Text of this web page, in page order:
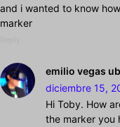
and i wanted to know
marker
emilio vegas
diciembre 15,
Hi Toby. How
the marker you